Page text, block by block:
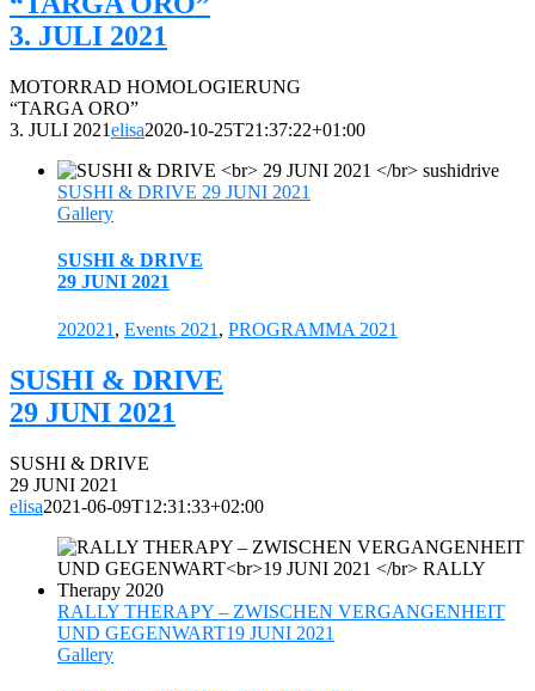
3. JULI 2021
MOTORRAD HOMOLOGIERUNG
“TARGA ORO”
3. JULI 2021elisa2020-10-25T21:37:22+01:00
SUSHI & DRIVE 29 JUNI 2021
Gallery
SUSHI & DRIVE
29 JUNI 2021
202021 , Events 2021 , PROGRAMMA 2021
SUSHI & DRIVE
29 JUNI 2021
SUSHI & DRIVE
29 JUNI 2021
elisa2021-06-09T12:31:33+02:00
RALLY THERAPY – ZWISCHEN VERGANGENHEIT
UND GEGENWART19 JUNI 2021
Gallery